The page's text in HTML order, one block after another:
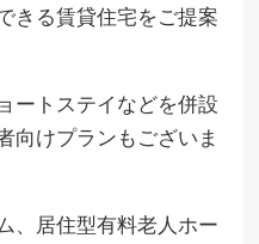
きる賃貸住宅をご提案
ートステイなどを併設
向けプランもございま
、居住型有料老人ホー